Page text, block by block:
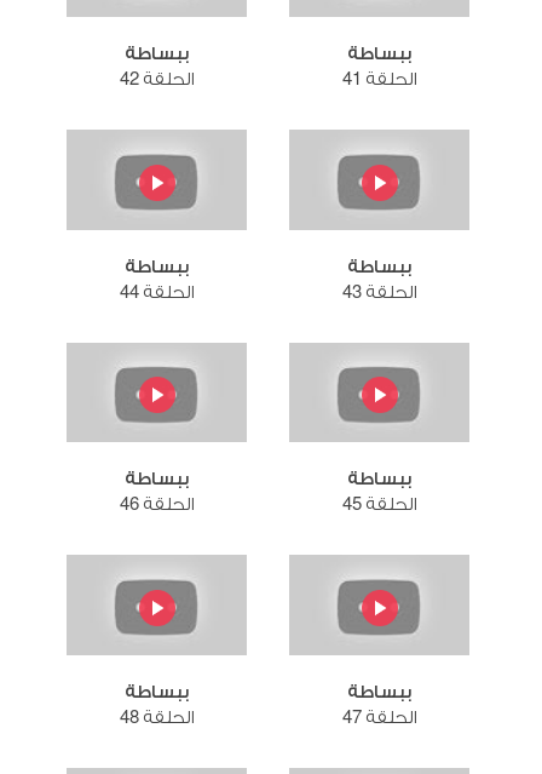
ببساطة
الحلقة 41
ببساطة
الحلقة 42
ببساطة
الحلقة 43
ببساطة
الحلقة 44
ببساطة
الحلقة 45
ببساطة
الحلقة 46
ببساطة
الحلقة 47
ببساطة
الحلقة 48